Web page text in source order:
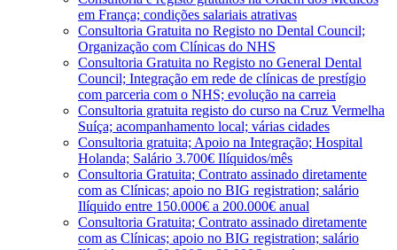
em França; condições salariais atrativas
Consultoria Gratuita no Registo no Dental Council;
Organização com Clínicas do NHS
Consultoria Gratuita no Registo no General Dental
Council; Integração em rede de clínicas de prestígio
com parceria com o NHS; evolução na carreia
Consultoria gratuita registo do curso na Cruz Vermelha
Suíça; acompanhamento local; várias cidades
Consultoria gratuita; Apoio na Integração; Hospital
Holanda; Salário 3.700€ Ilíquidos/mês
Consultoria Gratuita; Contrato assinado diretamente
com as Clínicas; apoio no BIG registration; salário
Ilíquido entre 150.000€ a 200.000€ anual
Consultoria Gratuita; Contrato assinado diretamente
com as Clínicas; apoio no BIG registration; salário